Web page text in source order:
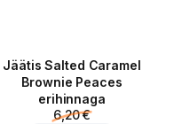
Jäätis Salted Caramel
Brownie Peaces
erihinnaga
6,20 €